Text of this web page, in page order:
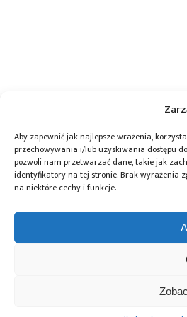
Aby zapewnić jak najlepsze wrażenia,
przechowywania i/lub uzyskiwania dostępu
pozwoli nam przetwarzać dane, takie jak
identyfikatory na tej stronie. Brak wyrażenia
na niektóre cechy i funkcje.